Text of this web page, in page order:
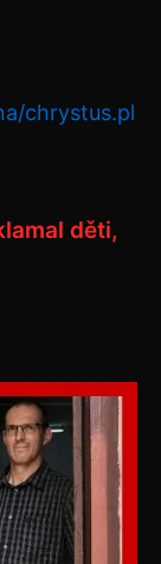
chrystus.pl
děti,